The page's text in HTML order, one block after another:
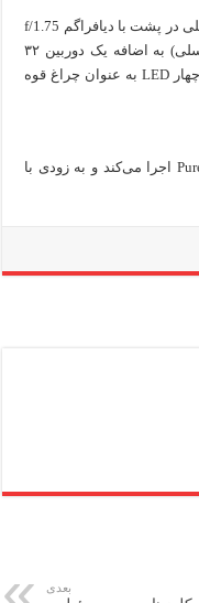
در بخش دوربین دارای یک ماژول ۱۰۸ مگاپیکسلی در پشت با دیافراگم f/1.75
و سنسور ۱/۱٫۶۷ اینچی (و دو کمک ۲ مگاپیکسلی) به اضافه یک دوربین ۳۲
مگاپیکسلی در جلو است. دوربین عقب دارای چهار LED به عنوان چراغ قوه
Infinix GT 10 Pro اندروید ۱۳ را با Pure XOS 13 اجرا می‌کند و به زودی با
بعدی